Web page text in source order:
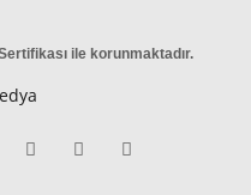
ile korunmaktadır.